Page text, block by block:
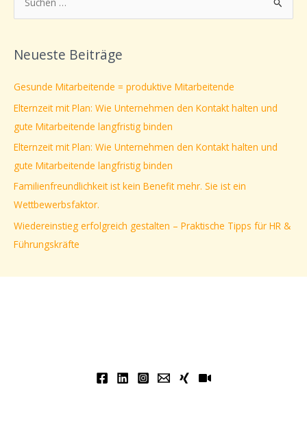
u
h
n
a
c
h
:
Neueste Beiträge
Gesunde Mitarbeitende = produktive Mitarbeitende
Elternzeit mit Plan: Wie Unternehmen den Kontakt halten und
gute Mitarbeitende langfristig binden
Elternzeit mit Plan: Wie Unternehmen den Kontakt halten und
gute Mitarbeitende langfristig binden
Familienfreundlichkeit ist kein Benefit mehr. Sie ist ein
Wettbewerbsfaktor.
Wiedereinstieg erfolgreich gestalten – Praktische Tipps für HR &
Führungskräfte